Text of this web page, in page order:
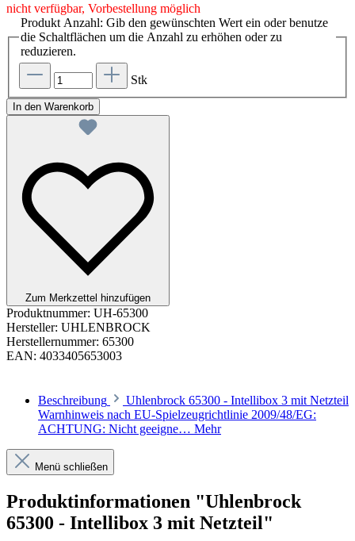
nicht verfügbar, Vorbestellung möglich
Produkt Anzahl: Gib den gewünschten Wert ein oder benutze
die Schaltflächen um die Anzahl zu erhöhen oder zu
reduzieren.
Stk
In den Warenkorb
Zum Merkzettel hinzufügen
Produktnummer: UH-65300
Hersteller: UHLENBROCK
Herstellernummer: 65300
EAN: 4033405653003
Beschreibung
Uhlenbrock 65300 - Intellibox 3 mit Netzteil
Warnhinweis nach EU-Spielzeugrichtlinie 2009/48/EG:
ACHTUNG: Nicht geeigne… Mehr
Menü schließen
Produktinformationen "Uhlenbrock
65300 - Intellibox 3 mit Netzteil"